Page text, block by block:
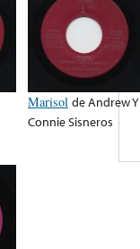
Marisol deAndrew Y
Connie Sisneros